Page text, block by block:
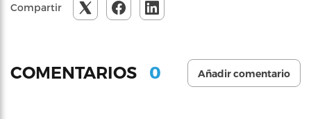
Compartir
COMENTARIOS 0 Añadir comentario